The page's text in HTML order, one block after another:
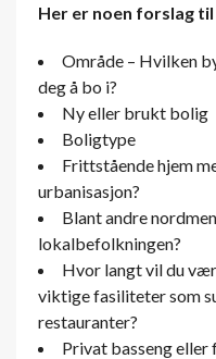
Her er noen forslag
Område – Hvilken
deg å bo i?
Ny eller brukt bolig
Boligtype
Frittstående hjem
urbanisasjon?
Blant andre
lokalbefolkningen?
Hvor langt vil du
viktige fasiliteter som
restauranter?
Privat basseng eller